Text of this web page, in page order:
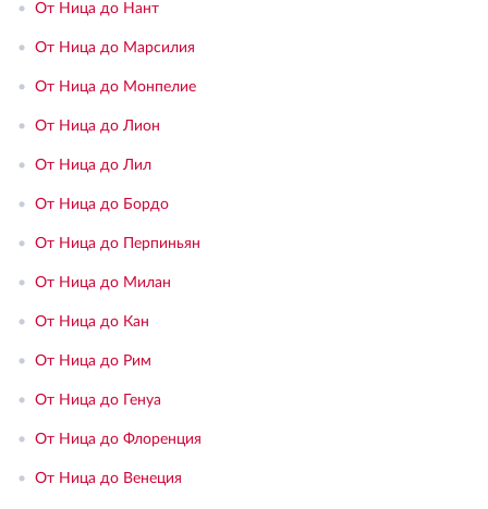
• От Ница до Нант
• От Ница до Марсилия
• От Ница до Монпелие
• От Ница до Лион
• От Ница до Лил
• От Ница до Бордо
• От Ница до Перпиньян
• От Ница до Милан
• От Ница до Кан
• От Ница до Рим
• От Ница до Генуа
• От Ница до Флоренция
• От Ница до Венеция